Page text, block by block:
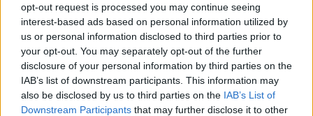
opt-out request is processed you may continue seeing
interest-based ads based on personal information utilized by
us or personal information disclosed to third parties prior to
your opt-out. You may separately opt-out of the further
disclosure of your personal information by third parties on the
IAB’s list of downstream participants. This information may
also be disclosed by us to third parties on the IAB’s List of
Downstream Participants that may further disclose it to other
Εφημερίδες / pixabay